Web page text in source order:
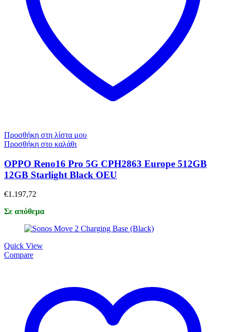
Προσθήκη στη λίστα μου
Προσθήκη στο καλάθι
OPPO Reno16 Pro 5G CPH2863 Europe 512GB
12GB Starlight Black OEU
€1.197,72
Σε απόθεμα
Quick View
Compare